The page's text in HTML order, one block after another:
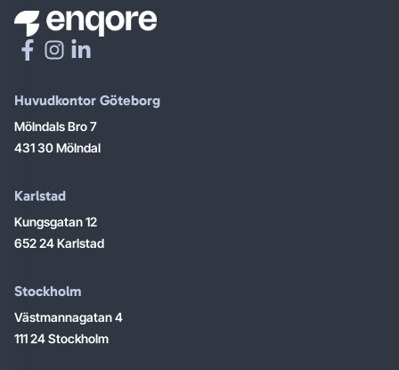
Huvudkontor Göteborg
Mölndals Bro 7
431 30 Mölndal
Karlstad
Kungsgatan 12
652 24 Karlstad
Stockholm
Västmannagatan 4
111 24 Stockholm